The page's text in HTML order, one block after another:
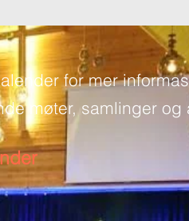
for mer
møter, samlinger og